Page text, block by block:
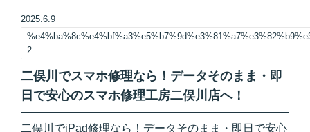
2025.6.9
2
二俣川でスマホ修理なら！データそのまま・即
日で安心のスマホ修理工房二俣川店へ！
二俣川でiPad修理なら！データそのまま・即日で安心